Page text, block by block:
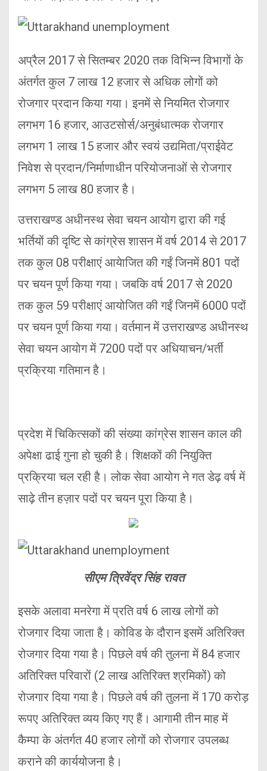
अप्रैल 2017 से सितम्बर 2020 तक विभिन्न विभागों के
अंतर्गत कुल 7 लाख 12 हजार से अधिक लोगों को
रोजगार प्रदान किया गया। इनमें से नियमित रोजगार
लगभग 16 हजार, आउटसोर्स/अनुबंधात्मक रोजगार
लगभग 1 लाख 15 हजार और स्वयं उद्यमिता/प्राईवेट
निवेश से प्रदान/निर्माणाधीन परियोजनाओं से रोजगार
लगभग 5 लाख 80 हजार है।
उत्तराखण्ड अधीनस्थ सेवा चयन आयोग द्वारा की गई
भर्तियों की दृष्टि से कांग्रेस शासन में वर्ष 2014 से 2017
तक कुल 08 परीक्षाएं आयेाजित की गईं जिनमें 801 पदों
पर चयन पूर्ण किया गया। जबकि वर्ष 2017 से 2020
तक कुल 59 परीक्षाएं आयोजित की गईं जिनमें 6000 पदों
पर चयन पूर्ण किया गया। वर्तमान में उत्तराखण्ड अधीनस्थ
सेवा चयन आयोग में 7200 पदों पर अधियाचन/भर्ती
प्रक्रिया गतिमान है।
प्रदेश में चिकित्सकों की संख्या कांग्रेस शासन काल की
अपेक्षा ढाई गुना हो चुकी है। शिक्षकों की नियुक्ति
प्रक्रिया चल रही है। लोक सेवा आयोग ने गत डेढ़ वर्ष में
साढ़े तीन हज़ार पदों पर चयन पूरा किया है।
सीएम त्रिवेंद्र सिंह रावत
इसके अलावा मनरेगा में प्रति वर्ष 6 लाख लोगों को
रोजगार दिया जाता है। कोविड के दौरान इसमें अतिरिक्त
रोजगार दिया गया है। पिछले वर्ष की तुलना में 84 हजार
अतिरिक्त परिवारों (2 लाख अतिरिक्त श्रमिकों) को
रोजगार दिया गया है। पिछले वर्ष की तुलना में 170 करोड़
रूपए अतिरिक्त व्यय किए गए हैं। आगामी तीन माह में
कैम्पा के अंतर्गत 40 हजार लोगों को रोजगार उपलब्ध
कराने की कार्ययोजना है।